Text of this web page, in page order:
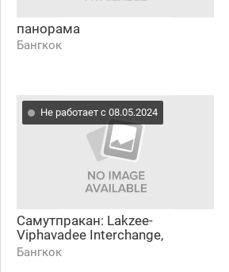
панорама
Бангкок
Не работает с 08.05.2024
Самутпракан: Lakzee-
Viphavadee Interchange,
Bangkok
Бангкок